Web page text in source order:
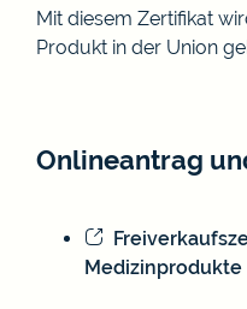
Mit diesem Zertifikat
Produkt in der Union
Onlineantrag